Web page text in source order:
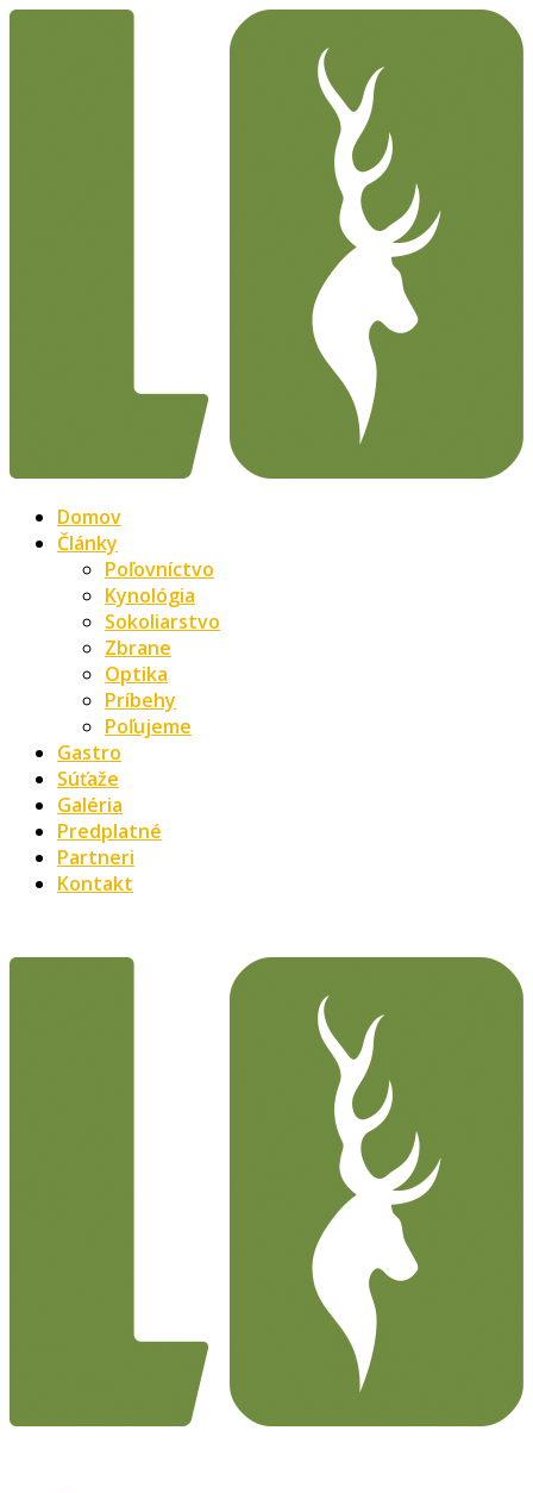
Domov
Články
Poľovníctvo
Kynológia
Sokoliarstvo
Zbrane
Optika
Príbehy
Poľujeme
Gastro
Súťaže
Galéria
Predplatné
Partneri
Kontakt